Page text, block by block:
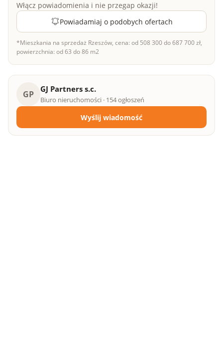
Włącz powiadomienia i nie przegap okazji!
Powiadamiaj o podobych ofertach
*Mieszkania na sprzedaż Rzeszów, cena: od 508 300 do 687 700 zł,
powierzchnia: od 63 do 86 m2
GP
GJ Partners s.c.
Biuro nieruchomości · 154 ogłoszeń
Wyślij wiadomość